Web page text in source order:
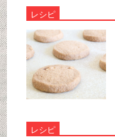
レシピ
レシピ